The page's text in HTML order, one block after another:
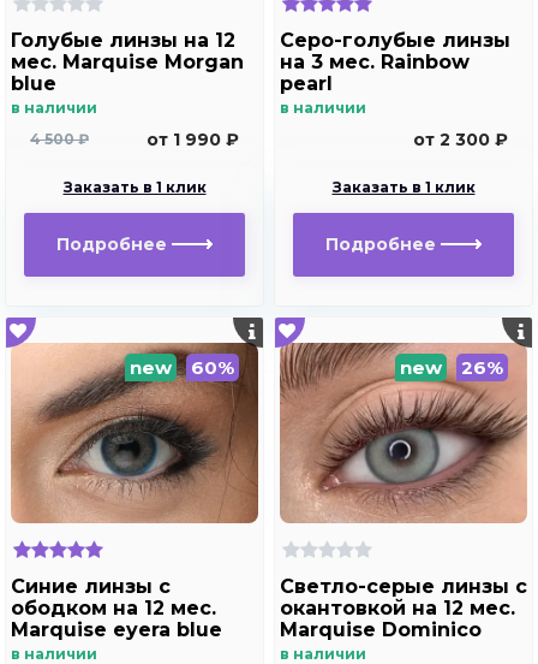
Голубые линзы на 12
мес. Marquise Morgan
blue
в наличии
4 500 ₽
от 1 990 ₽
Заказать в 1 клик
Подробнее
Серо-голубые линзы
на 3 мес. Rainbow
pearl
в наличии
от 2 300 ₽
Заказать в 1 клик
Подробнее
new 60%
Синие линзы с
ободком на 12 мес.
Marquise eyera blue
в наличии
new 26%
Светло-серые линзы c
окантовкой на 12 мес.
Marquise Dominico
gray
в наличии